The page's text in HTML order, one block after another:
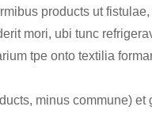
products ut
mori, ubi tunc
tpe onto textilia
minus commune) et